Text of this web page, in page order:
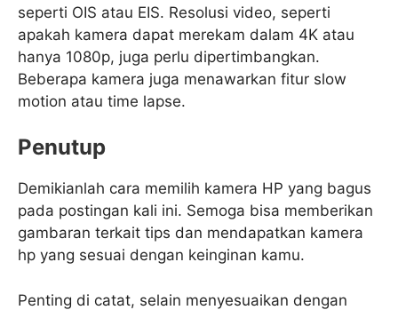
seperti OIS atau EIS. Resolusi video, seperti
apakah kamera dapat merekam dalam 4K atau
hanya 1080p, juga perlu dipertimbangkan.
Beberapa kamera juga menawarkan fitur slow
motion atau time lapse.
Penutup
Demikianlah cara memilih kamera HP yang bagus
pada postingan kali ini. Semoga bisa memberikan
gambaran terkait tips dan mendapatkan kamera
hp yang sesuai dengan keinginan kamu.
Penting di catat, selain menyesuaikan dengan